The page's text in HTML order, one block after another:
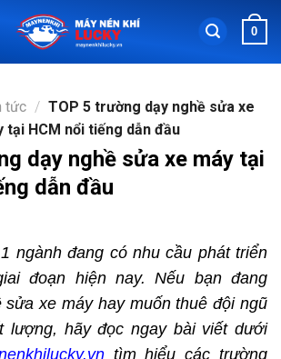
0
tức / TOP 5 trường dạy nghề sửa xe
tại HCM nổi tiếng dẫn đầu
dạy nghề sửa xe máy tại
dẫn đầu
ngành đang có nhu cầu phát triển
đoạn hiện nay. Nếu bạn đang
sửa xe máy hay muốn thuê đội ngũ
lượng, hãy đọc ngay bài viết dưới
tìm hiểu các trường